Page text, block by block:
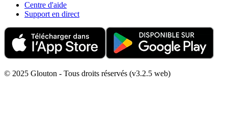
Centre d'aide
Support en direct
© 2025 Glouton - Tous droits réservés (v3.2.5 web)